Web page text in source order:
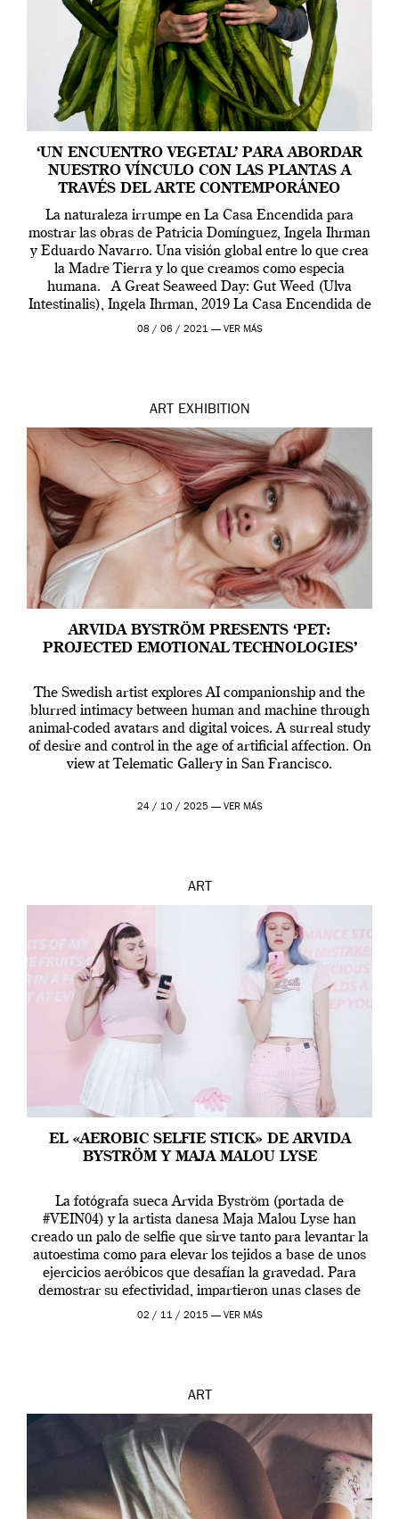
‘UN ENCUENTRO VEGETAL’ PARA ABORDAR
NUESTRO VÍNCULO CON LAS PLANTAS A
TRAVÉS DEL ARTE CONTEMPORÁNEO
La naturaleza irrumpe en La Casa Encendida para
mostrar las obras de Patricia Domínguez, Ingela Ihrman
y Eduardo Navarro. Una visión global entre lo que crea
la Madre Tierra y lo que creamos como especia
humana. A Great Seaweed Day: Gut Weed (Ulva
Intestinalis), Ingela Ihrman, 2019 La Casa Encendida de
Madrid y la Wellcome […]
08 / 06 / 2021 — VER MÁS
ART EXHIBITION
ARVIDA BYSTRÖM PRESENTS ‘PET:
PROJECTED EMOTIONAL TECHNOLOGIES’
The Swedish artist explores AI companionship and the
blurred intimacy between human and machine through
animal-coded avatars and digital voices. A surreal study
of desire and control in the age of artificial affection. On
view at Telematic Gallery in San Francisco.
24 / 10 / 2025 — VER MÁS
ART
EL «AEROBIC SELFIE STICK» DE ARVIDA
BYSTRÖM Y MAJA MALOU LYSE
La fotógrafa sueca Arvida Byström (portada de
#VEIN04) y la artista danesa Maja Malou Lyse han
creado un palo de selfie que sirve tanto para levantar la
autoestima como para elevar los tejidos a base de unos
ejercicios aeróbicos que desafían la gravedad. Para
demostrar su efectividad, impartieron unas clases de
prueba en el Tate […]
02 / 11 / 2015 — VER MÁS
ART